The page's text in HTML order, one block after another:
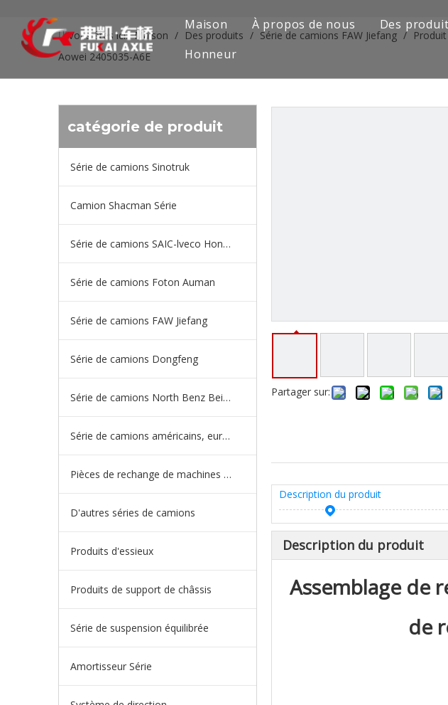
Maison À propos de nous Des
Série
Série
Pièces
Honneur
Vous êtes ici: Maison / Des produits / Série de camions FAW Jiefang /
Aowei 2405035-A6E
catégorie de produit
Série de camions Sinotruk
Camion Shacman Série
Série de camions SAIC-lveco Hongyan
Série de camions Foton Auman
Série de camions FAW Jiefang
Série de camions Dongfeng
Série de camions North Benz Beiben
Série de camions américains, européens et japonais
Pièces de rechange de machines d'ingénierie de camion minier
D'autres séries de camions
Produits d'essieux
Produits de support de châssis
Série de suspension équilibrée
Amortisseur Série
Partager sur:
Description du produit
Description du produit
Assemblage de
de